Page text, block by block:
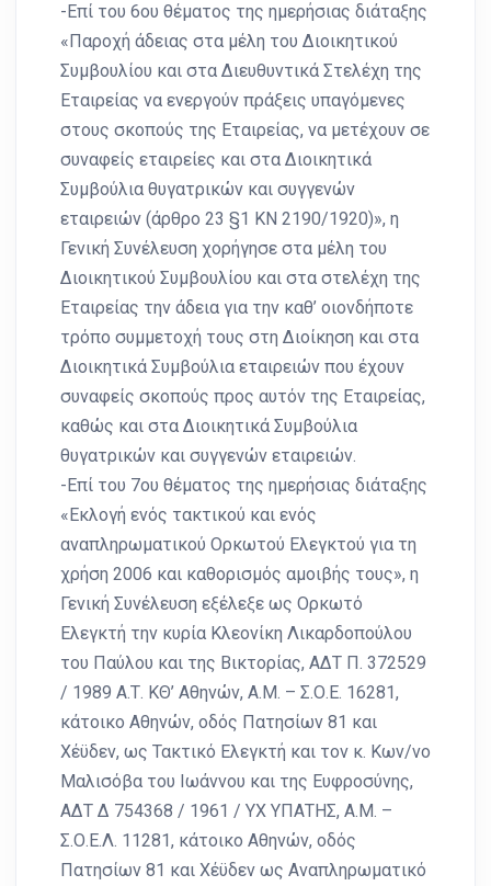
-Επί του 6ου θέματος της ημερήσιας διάταξης
«Παροχή άδειας στα μέλη του Διοικητικού
Συμβουλίου και στα Διευθυντικά Στελέχη της
Εταιρείας να ενεργούν πράξεις υπαγόμενες
στους σκοπούς της Εταιρείας, να μετέχουν σε
συναφείς εταιρείες και στα Διοικητικά
Συμβούλια θυγατρικών και συγγενών
εταιρειών (άρθρο 23 §1 ΚΝ 2190/1920)», η
Γενική Συνέλευση χορήγησε στα μέλη του
Διοικητικού Συμβουλίου και στα στελέχη της
Εταιρείας την άδεια για την καθ’ οιονδήποτε
τρόπο συμμετοχή τους στη Διοίκηση και στα
Διοικητικά Συμβούλια εταιρειών που έχουν
συναφείς σκοπούς προς αυτόν της Εταιρείας,
καθώς και στα Διοικητικά Συμβούλια
θυγατρικών και συγγενών εταιρειών.
-Επί του 7ου θέματος της ημερήσιας διάταξης
«Εκλογή ενός τακτικού και ενός
αναπληρωματικού Ορκωτού Ελεγκτού για τη
χρήση 2006 και καθορισμός αμοιβής τους», η
Γενική Συνέλευση εξέλεξε ως Ορκωτό
Ελεγκτή την κυρία Κλεονίκη Λικαρδοπούλου
του Παύλου και της Βικτορίας, ΑΔΤ Π. 372529
/ 1989 Α.Τ. ΚΘ’ Αθηνών, Α.Μ. – Σ.Ο.Ε. 16281,
κάτοικο Αθηνών, οδός Πατησίων 81 και
Χέϋδεν, ως Τακτικό Ελεγκτή και τον κ. Κων/νο
Μαλισόβα του Ιωάννου και της Ευφροσύνης,
ΑΔΤ Δ 754368 / 1961 / ΥΧ ΥΠΑΤΗΣ, Α.Μ. –
Σ.Ο.Ε.Λ. 11281, κάτοικο Αθηνών, οδός
Πατησίων 81 και Χέϋδεν ως Αναπληρωματικό